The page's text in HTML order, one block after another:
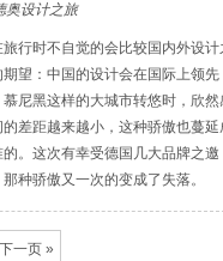
奥设计之旅
行时不自觉的会比较国内外设
望：中国的设计会在国际上领
尼黑这样的大城市转悠时，欣然
差距越来越小，这种骄傲也蔓延
。这次有幸受德国几大品牌之邀
种骄傲又一次的变成了失落。
下一页 »